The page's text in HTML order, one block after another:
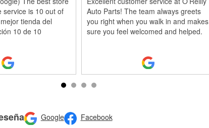
service is 10 out of
tienda del
10 de 10
Auto Parts! The team always greets
you right when you walk in and makes
sure you feel welcomed and helped.
Google Facebook